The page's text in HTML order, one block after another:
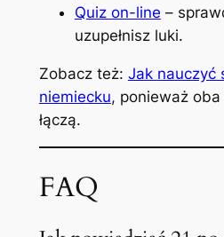
Quiz on-line –
uzupełnisz luki.
Zobacz też: Jak nauczyć
niemiecku, ponieważ
łączą.
FAQ